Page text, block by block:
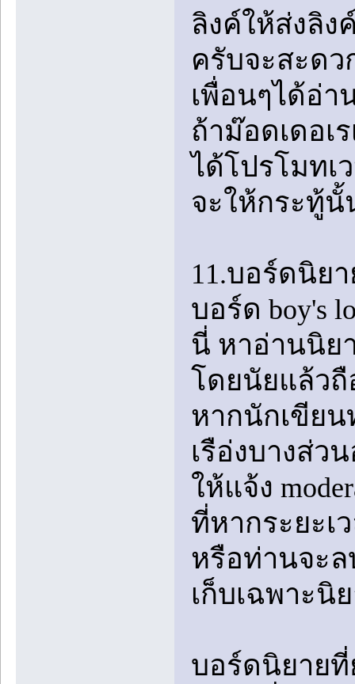
ลิงค์ให้ส่งลิง
ครับจะสะด
เพื่อนๆได้อ่
ถ้าม๊อดเดอเ
ได้โปรโมทเ
จะให้กระทู้
11.บอร์ดนิย
บอร์ด boy's
นี่ หาอ่านนิย
โดยนัยแล้วถื
หากนักเขีย
เรือ่งบางส่
ให้แจ้ง
ที่หากระยะเ
หรือท่านจะล
เก็บเฉพาะนิ
บอร์ดนิยาย